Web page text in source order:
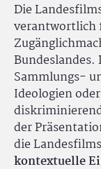
Die
verantwortlich
Bundeslandes.
Sammlungs-
Ideologien
der
die
kontextuelle